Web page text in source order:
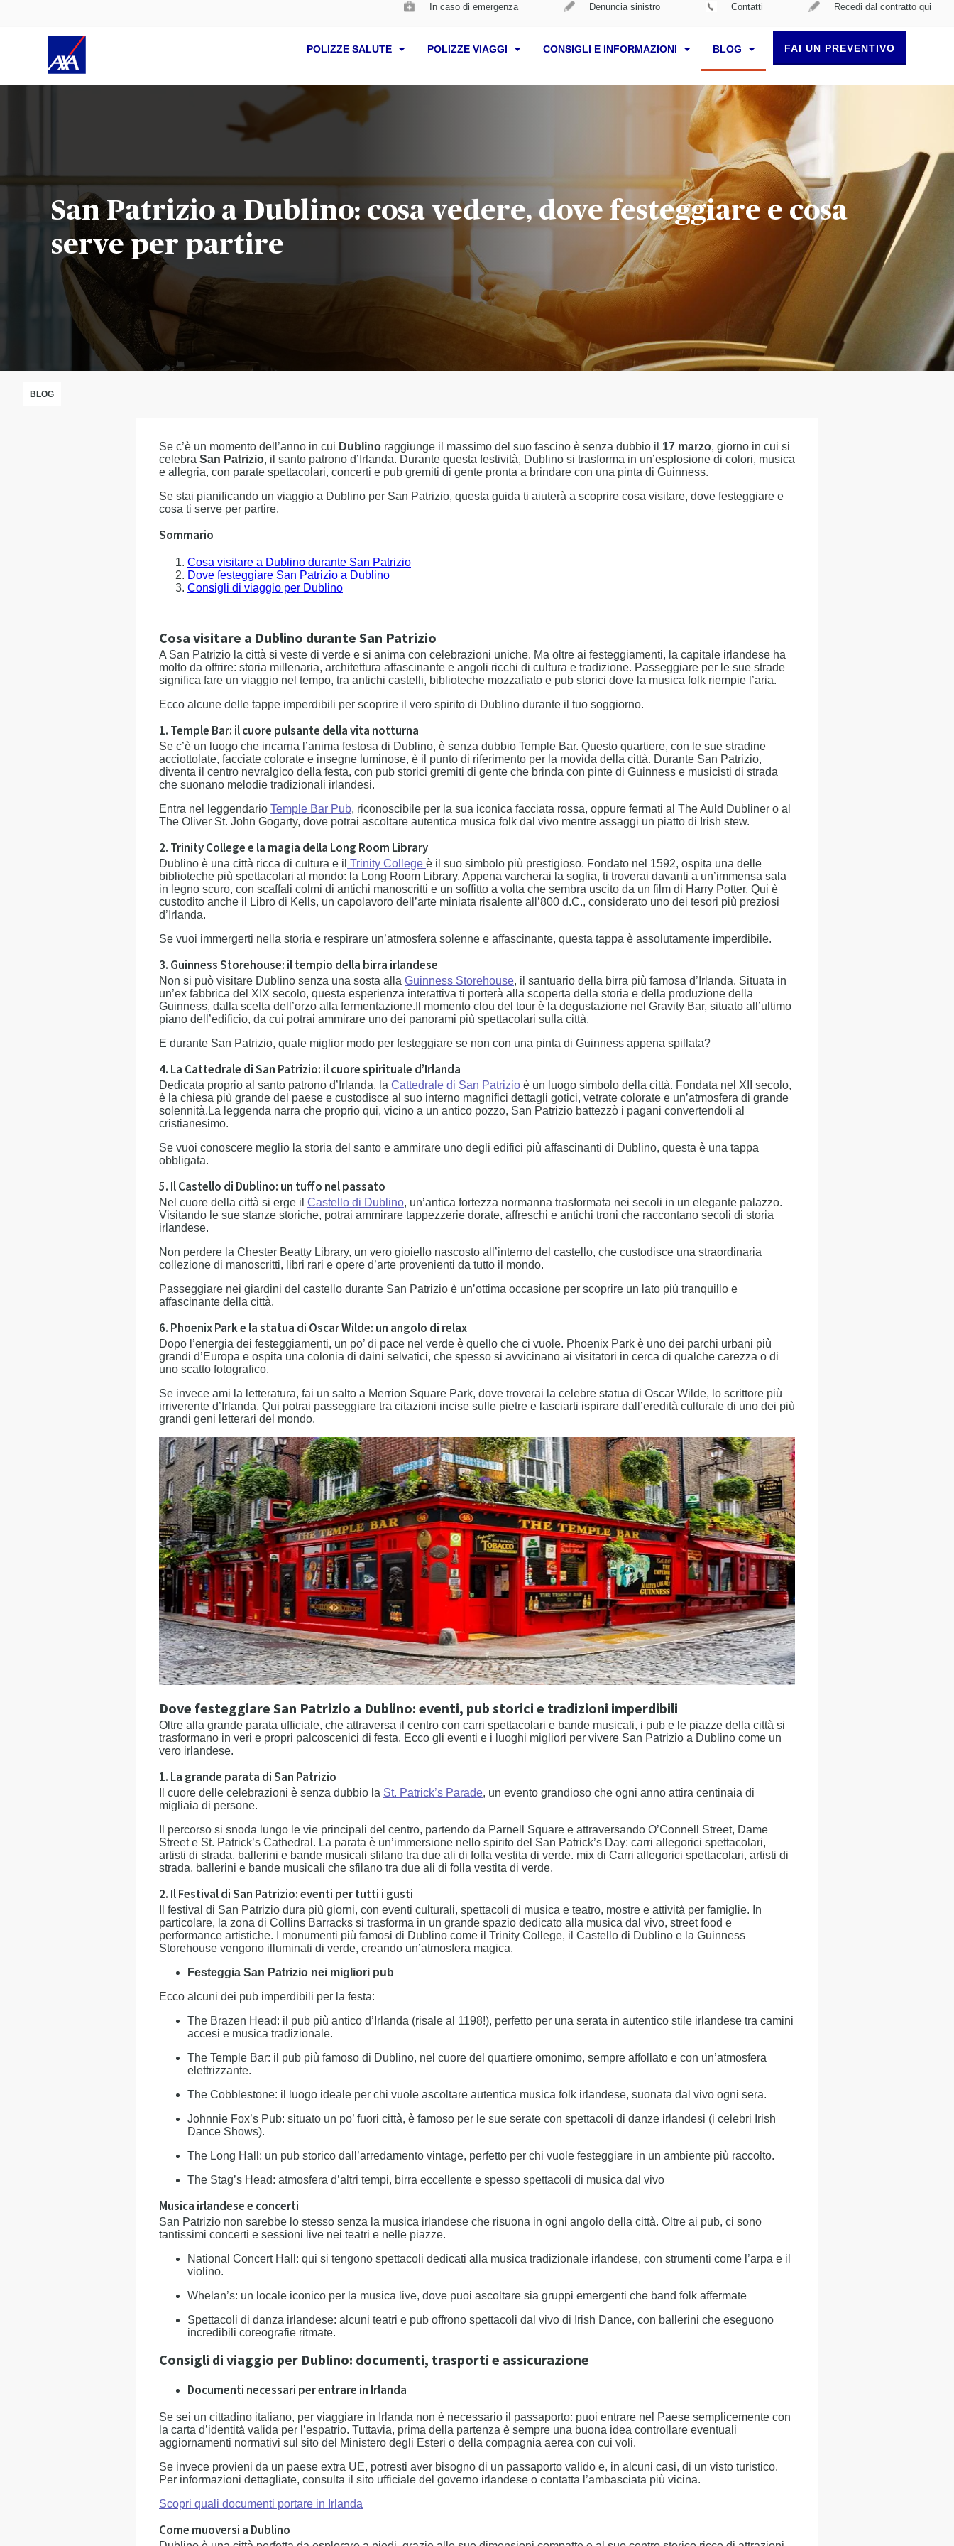
In caso di emergenza Denuncia sinistro Contatti Recedi dal contratto qui
POLIZZE SALUTE POLIZZE VIAGGI CONSIGLI E INFORMAZIONI BLOG FAI UN PREVENTIVO
San Patrizio a Dublino: cosa vedere, dove festeggiare e cosa
serve per partire
BLOG
Se c’è un momento dell’anno in cui Dublino raggiunge il massimo del suo fascino è senza dubbio il 17 marzo, giorno in cui si
celebra San Patrizio, il santo patrono d’Irlanda. Durante questa festività, Dublino si trasforma in un’esplosione di colori, musica
e allegria, con parate spettacolari, concerti e pub gremiti di gente pronta a brindare con una pinta di Guinness.
Se stai pianificando un viaggio a Dublino per San Patrizio, questa guida ti aiuterà a scoprire cosa visitare, dove festeggiare e
cosa ti serve per partire.
Sommario
Cosa visitare a Dublino durante San Patrizio
Dove festeggiare San Patrizio a Dublino
Consigli di viaggio per Dublino
Cosa visitare a Dublino durante San Patrizio
A San Patrizio la città si veste di verde e si anima con celebrazioni uniche. Ma oltre ai festeggiamenti, la capitale irlandese ha
molto da offrire: storia millenaria, architettura affascinante e angoli ricchi di cultura e tradizione. Passeggiare per le sue strade
significa fare un viaggio nel tempo, tra antichi castelli, biblioteche mozzafiato e pub storici dove la musica folk riempie l’aria.
Ecco alcune delle tappe imperdibili per scoprire il vero spirito di Dublino durante il tuo soggiorno.
1. Temple Bar: il cuore pulsante della vita notturna
Se c’è un luogo che incarna l’anima festosa di Dublino, è senza dubbio Temple Bar. Questo quartiere, con le sue stradine
acciottolate, facciate colorate e insegne luminose, è il punto di riferimento per la movida della città. Durante San Patrizio,
diventa il centro nevralgico della festa, con pub storici gremiti di gente che brinda con pinte di Guinness e musicisti di strada
che suonano melodie tradizionali irlandesi.
Entra nel leggendario Temple Bar Pub, riconoscibile per la sua iconica facciata rossa, oppure fermati al The Auld Dubliner o al
The Oliver St. John Gogarty, dove potrai ascoltare autentica musica folk dal vivo mentre assaggi un piatto di Irish stew.
2. Trinity College e la magia della Long Room Library
Dublino è una città ricca di cultura e il Trinity College è il suo simbolo più prestigioso. Fondato nel 1592, ospita una delle
biblioteche più spettacolari al mondo: la Long Room Library. Appena varcherai la soglia, ti troverai davanti a un’immensa sala
in legno scuro, con scaffali colmi di antichi manoscritti e un soffitto a volta che sembra uscito da un film di Harry Potter. Qui è
custodito anche il Libro di Kells, un capolavoro dell’arte miniata risalente all’800 d.C., considerato uno dei tesori più preziosi
d’Irlanda.
Se vuoi immergerti nella storia e respirare un’atmosfera solenne e affascinante, questa tappa è assolutamente imperdibile.
3. Guinness Storehouse: il tempio della birra irlandese
Non si può visitare Dublino senza una sosta alla Guinness Storehouse, il santuario della birra più famosa d’Irlanda. Situata in
un’ex fabbrica del XIX secolo, questa esperienza interattiva ti porterà alla scoperta della storia e della produzione della
Guinness, dalla scelta dell’orzo alla fermentazione.Il momento clou del tour è la degustazione nel Gravity Bar, situato all’ultimo
piano dell’edificio, da cui potrai ammirare uno dei panorami più spettacolari sulla città.
E durante San Patrizio, quale miglior modo per festeggiare se non con una pinta di Guinness appena spillata?
4. La Cattedrale di San Patrizio: il cuore spirituale d’Irlanda
Dedicata proprio al santo patrono d’Irlanda, la Cattedrale di San Patrizio è un luogo simbolo della città. Fondata nel XII secolo,
è la chiesa più grande del paese e custodisce al suo interno magnifici dettagli gotici, vetrate colorate e un’atmosfera di grande
solennità.La leggenda narra che proprio qui, vicino a un antico pozzo, San Patrizio battezzò i pagani convertendoli al
cristianesimo.
Se vuoi conoscere meglio la storia del santo e ammirare uno degli edifici più affascinanti di Dublino, questa è una tappa
obbligata.
5. Il Castello di Dublino: un tuffo nel passato
Nel cuore della città si erge il Castello di Dublino, un’antica fortezza normanna trasformata nei secoli in un elegante palazzo.
Visitando le sue stanze storiche, potrai ammirare tappezzerie dorate, affreschi e antichi troni che raccontano secoli di storia
irlandese.
Non perdere la Chester Beatty Library, un vero gioiello nascosto all’interno del castello, che custodisce una straordinaria
collezione di manoscritti, libri rari e opere d’arte provenienti da tutto il mondo.
Passeggiare nei giardini del castello durante San Patrizio è un’ottima occasione per scoprire un lato più tranquillo e
affascinante della città.
6. Phoenix Park e la statua di Oscar Wilde: un angolo di relax
Dopo l’energia dei festeggiamenti, un po’ di pace nel verde è quello che ci vuole. Phoenix Park è uno dei parchi urbani più
grandi d’Europa e ospita una colonia di daini selvatici, che spesso si avvicinano ai visitatori in cerca di qualche carezza o di
uno scatto fotografico.
Se invece ami la letteratura, fai un salto a Merrion Square Park, dove troverai la celebre statua di Oscar Wilde, lo scrittore più
irriverente d’Irlanda. Qui potrai passeggiare tra citazioni incise sulle pietre e lasciarti ispirare dall’eredità culturale di uno dei più
grandi geni letterari del mondo.
Dove festeggiare San Patrizio a Dublino: eventi, pub storici e tradizioni imperdibili
Oltre alla grande parata ufficiale, che attraversa il centro con carri spettacolari e bande musicali, i pub e le piazze della città si
trasformano in veri e propri palcoscenici di festa. Ecco gli eventi e i luoghi migliori per vivere San Patrizio a Dublino come un
vero irlandese.
1. La grande parata di San Patrizio
Il cuore delle celebrazioni è senza dubbio la St. Patrick’s Parade, un evento grandioso che ogni anno attira centinaia di
migliaia di persone.
Il percorso si snoda lungo le vie principali del centro, partendo da Parnell Square e attraversando O’Connell Street, Dame
Street e St. Patrick’s Cathedral. La parata è un’immersione nello spirito del San Patrick’s Day: carri allegorici spettacolari,
artisti di strada, ballerini e bande musicali sfilano tra due ali di folla vestita di verde. mix di Carri allegorici spettacolari, artisti di
strada, ballerini e bande musicali che sfilano tra due ali di folla vestita di verde.
2. Il Festival di San Patrizio: eventi per tutti i gusti
Il festival di San Patrizio dura più giorni, con eventi culturali, spettacoli di musica e teatro, mostre e attività per famiglie. In
particolare, la zona di Collins Barracks si trasforma in un grande spazio dedicato alla musica dal vivo, street food e
performance artistiche. I monumenti più famosi di Dublino come il Trinity College, il Castello di Dublino e la Guinness
Storehouse vengono illuminati di verde, creando un’atmosfera magica.
Festeggia San Patrizio nei migliori pub
Ecco alcuni dei pub imperdibili per la festa:
The Brazen Head: il pub più antico d’Irlanda (risale al 1198!), perfetto per una serata in autentico stile irlandese tra camini
accesi e musica tradizionale.
The Temple Bar: il pub più famoso di Dublino, nel cuore del quartiere omonimo, sempre affollato e con un’atmosfera
elettrizzante.
The Cobblestone: il luogo ideale per chi vuole ascoltare autentica musica folk irlandese, suonata dal vivo ogni sera.
Johnnie Fox’s Pub: situato un po’ fuori città, è famoso per le sue serate con spettacoli di danze irlandesi (i celebri Irish
Dance Shows).
The Long Hall: un pub storico dall’arredamento vintage, perfetto per chi vuole festeggiare in un ambiente più raccolto.
The Stag’s Head: atmosfera d’altri tempi, birra eccellente e spesso spettacoli di musica dal vivo
Musica irlandese e concerti
San Patrizio non sarebbe lo stesso senza la musica irlandese che risuona in ogni angolo della città. Oltre ai pub, ci sono
tantissimi concerti e sessioni live nei teatri e nelle piazze.
National Concert Hall: qui si tengono spettacoli dedicati alla musica tradizionale irlandese, con strumenti come l’arpa e il
violino.
Whelan’s: un locale iconico per la musica live, dove puoi ascoltare sia gruppi emergenti che band folk affermate
Spettacoli di danza irlandese: alcuni teatri e pub offrono spettacoli dal vivo di Irish Dance, con ballerini che eseguono
incredibili coreografie ritmate.
Consigli di viaggio per Dublino: documenti, trasporti e assicurazione
Documenti necessari per entrare in Irlanda
Se sei un cittadino italiano, per viaggiare in Irlanda non è necessario il passaporto: puoi entrare nel Paese semplicemente con
la carta d’identità valida per l’espatrio. Tuttavia, prima della partenza è sempre una buona idea controllare eventuali
aggiornamenti normativi sul sito del Ministero degli Esteri o della compagnia aerea con cui voli.
Se invece provieni da un paese extra UE, potresti aver bisogno di un passaporto valido e, in alcuni casi, di un visto turistico.
Per informazioni dettagliate, consulta il sito ufficiale del governo irlandese o contatta l’ambasciata più vicina.
Scopri quali documenti portare in Irlanda
Come muoversi a Dublino